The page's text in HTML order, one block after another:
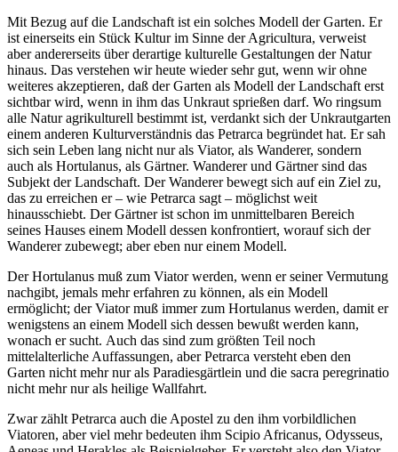
Mit Bezug auf die Landschaft ist ein solches Modell der Garten. Er
ist einerseits ein Stück Kultur im Sinne der Agricultura, verweist
aber andererseits über derartige kulturelle Gestaltungen der Natur
hinaus. Das verstehen wir heute wieder sehr gut, wenn wir ohne
weiteres akzeptieren, daß der Garten als Modell der Landschaft erst
sichtbar wird, wenn in ihm das Unkraut sprießen darf. Wo ringsum
alle Natur agrikulturell bestimmt ist, verdankt sich der Unkrautgarten
einem anderen Kulturverständnis das Petrarca begründet hat. Er sah
sich sein Leben lang nicht nur als Viator, als Wanderer, sondern
auch als Hortulanus, als Gärtner. Wanderer und Gärtner sind das
Subjekt der Landschaft. Der Wanderer bewegt sich auf ein Ziel zu,
das zu erreichen er – wie Petrarca sagt – möglichst weit
hinausschiebt. Der Gärtner ist schon im unmittelbaren Bereich
seines Hauses einem Modell dessen konfrontiert, worauf sich der
Wanderer zubewegt; aber eben nur einem Modell.
Der Hortulanus muß zum Viator werden, wenn er seiner Vermutung
nachgibt, jemals mehr erfahren zu können, als ein Modell
ermöglicht; der Viator muß immer zum Hortulanus werden, damit er
wenigstens an einem Modell sich dessen bewußt werden kann,
wonach er sucht. Auch das sind zum größten Teil noch
mittelalterliche Auffassungen, aber Petrarca versteht eben den
Garten nicht mehr nur als Paradiesgärtlein und die sacra peregrinatio
nicht mehr nur als heilige Wallfahrt.
Zwar zählt Petrarca auch die Apostel zu den ihm vorbildlichen
Viatoren, aber viel mehr bedeuten ihm Scipio Africanus, Odysseus,